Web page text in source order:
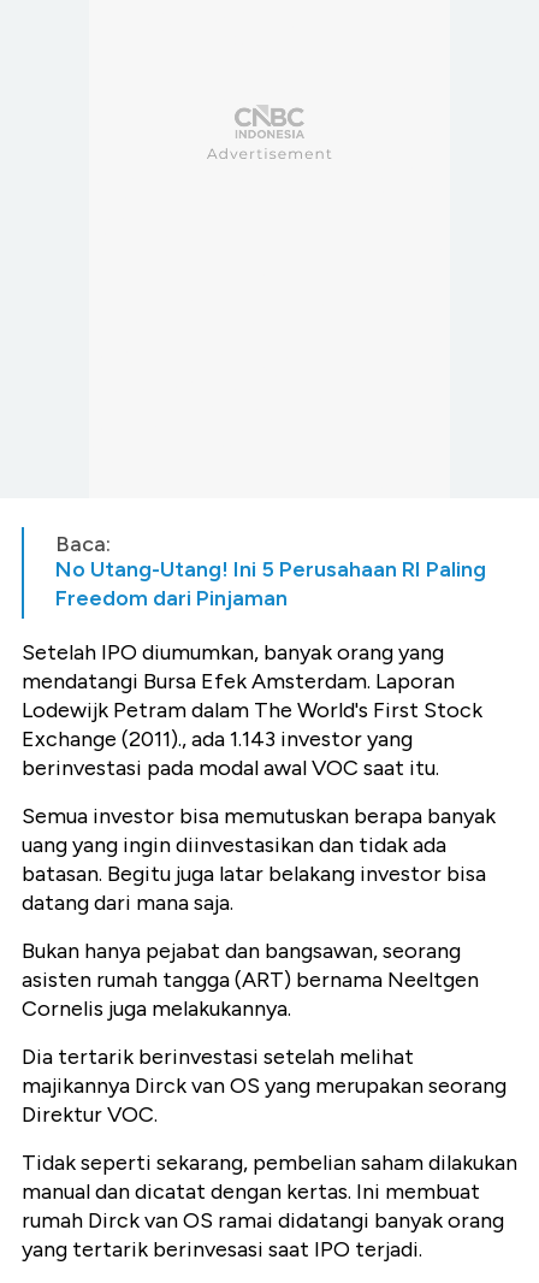
Baca:
No Utang-Utang! Ini 5 Perusahaan RI Paling
Freedom dari Pinjaman
Setelah IPO diumumkan, banyak orang yang
mendatangi Bursa Efek Amsterdam. Laporan
Lodewijk Petram dalam The World's First Stock
Exchange (2011)., ada 1.143 investor yang
berinvestasi pada modal awal VOC saat itu.
Semua investor bisa memutuskan berapa banyak
uang yang ingin diinvestasikan dan tidak ada
batasan. Begitu juga latar belakang investor bisa
datang dari mana saja.
Bukan hanya pejabat dan bangsawan, seorang
asisten rumah tangga (ART) bernama Neeltgen
Cornelis juga melakukannya.
Dia tertarik berinvestasi setelah melihat
majikannya Dirck van OS yang merupakan seorang
Direktur VOC.
Tidak seperti sekarang, pembelian saham dilakukan
manual dan dicatat dengan kertas. Ini membuat
rumah Dirck van OS ramai didatangi banyak orang
yang tertarik berinvesasi saat IPO terjadi.